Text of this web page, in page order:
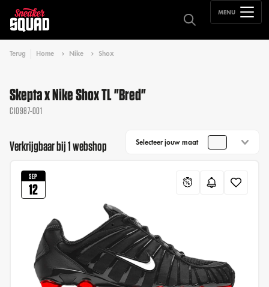
MENU
Terug Home Nike Shox
Skepta x Nike Shox TL "Bred"
CI0987-001
Verkrijgbaar bij 1 webshop Selecteer jouw maat
SEP
12